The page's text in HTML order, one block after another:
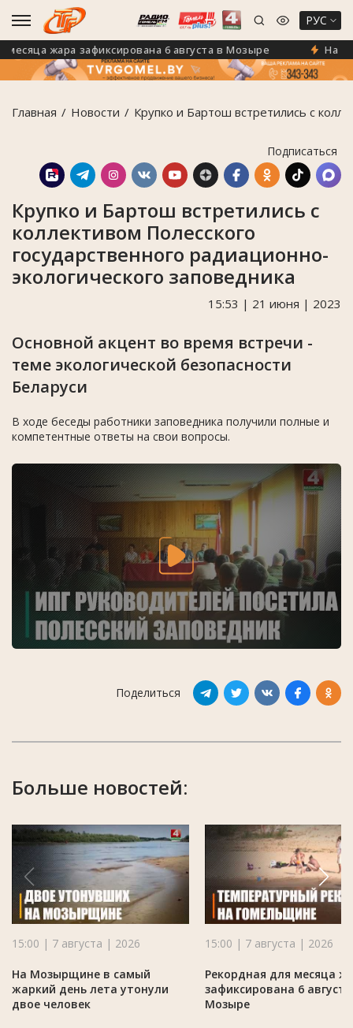
РУС
жара зафиксирована 6 августа в Мозыре На
Главная Новости Крупко и Бартош встретились с
Подписаться
Крупко и Бартош встретились с
коллективом Полесского
государственного радиационно-
экологического заповедника
15:53 | 21 июня | 2023
Основной акцент во время встречи -
теме экологической безопасности
Беларуси
В ходе беседы работники заповедника получили полные и
компетентные ответы на свои вопросы.
Поделиться
Больше новостей:
15:00 | 7 августа | 2026
На Мозырщине в самый
жаркий день лета утонули
двое человек
15:00 | 7 августа | 2026
Рекордная для месяца
зафиксирована 6
Мозыре